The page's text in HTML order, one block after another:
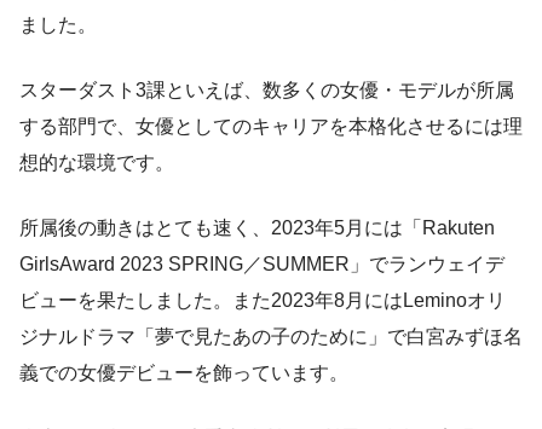
ました。
スターダスト3課といえば、数多くの女優・モデルが所属
する部門で、女優としてのキャリアを本格化させるには理
想的な環境です。
所属後の動きはとても速く、2023年5月には「Rakuten
GirlsAward 2023 SPRING／SUMMER」でランウェイデ
ビューを果たしました。また2023年8月にはLeminoオリ
ジナルドラマ「夢で見たあの子のために」で白宮みずほ名
義での女優デビューを飾っています。